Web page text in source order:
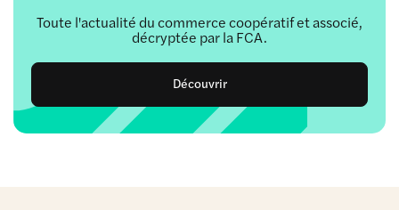
Toute l'actualité du commerce coopératif et associé,
décryptée par la FCA.
Découvrir